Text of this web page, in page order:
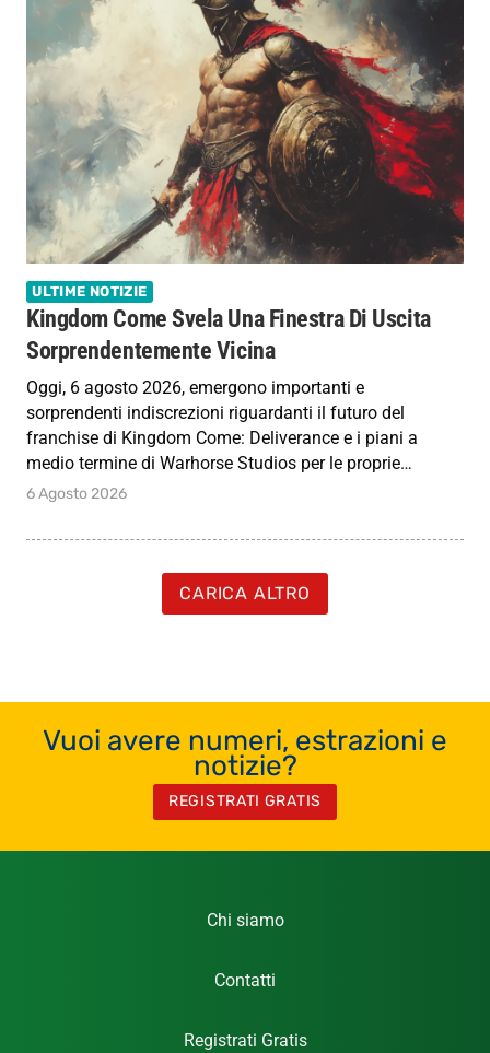
ULTIME NOTIZIE
Kingdom Come Svela Una Finestra Di Uscita
Sorprendentemente Vicina
Oggi, 6 agosto 2026, emergono importanti e
sorprendenti indiscrezioni riguardanti il futuro del
franchise di Kingdom Come: Deliverance e i piani a
medio termine di Warhorse Studios per le proprie…
6 Agosto 2026
CARICA ALTRO
Vuoi avere numeri, estrazioni e
notizie?
REGISTRATI GRATIS
Chi siamo
Contatti
Registrati Gratis